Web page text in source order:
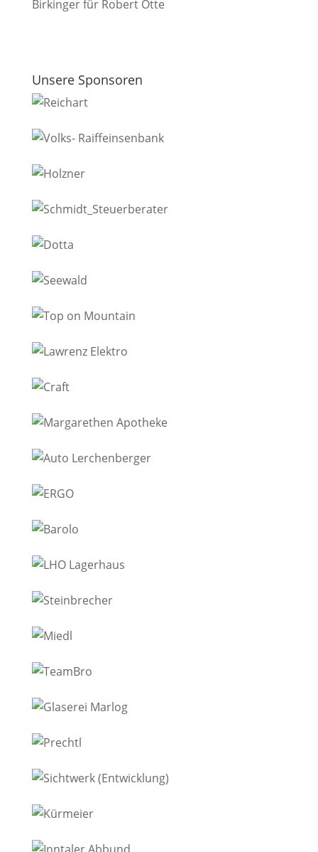
Birkinger für Robert Otte
Unsere Sponsoren